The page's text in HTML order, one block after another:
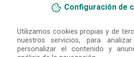
Configuración de
Utilizamos cookies propias y de
nuestros servicios, para
personalizar el contenido y